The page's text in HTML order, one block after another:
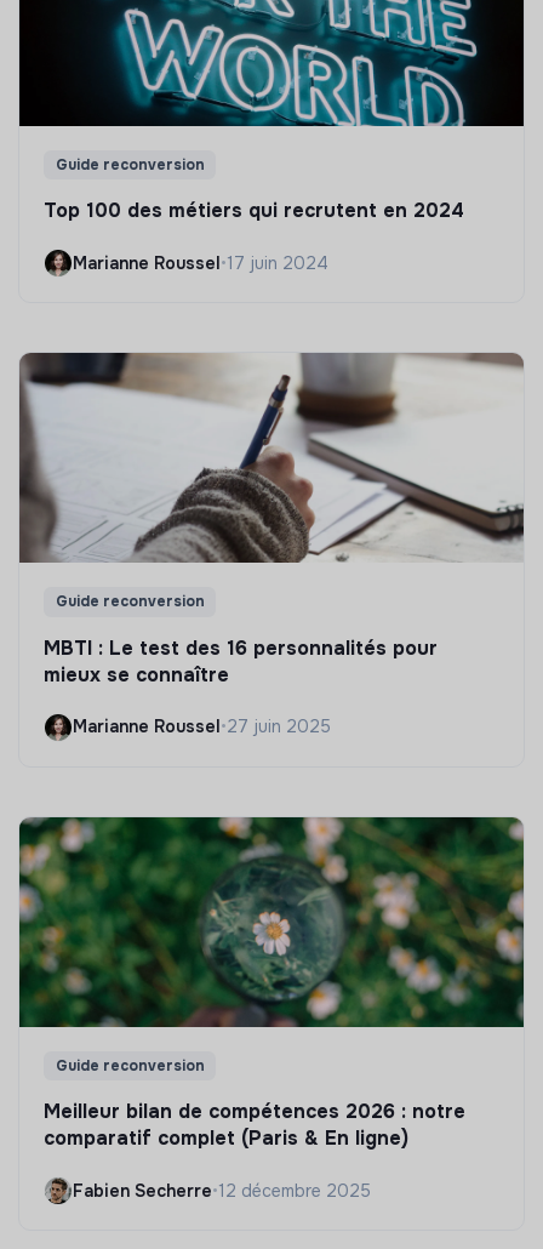
Guide reconversion
Top 100 des métiers qui recrutent en 2024
Marianne Roussel•17 juin 2024
Guide reconversion
MBTI : Le test des 16 personnalités pour
mieux se connaître
Marianne Roussel•27 juin 2025
Guide reconversion
Meilleur bilan de compétences 2026 : notre
comparatif complet (Paris & En ligne)
Fabien Secherre•12 décembre 2025